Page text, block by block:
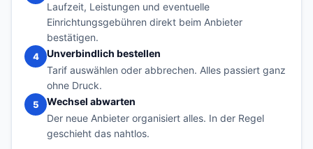
Laufzeit, Leistungen und eventuelle
Einrichtungsgebühren direkt beim Anbieter
bestätigen.
4
Unverbindlich bestellen
Tarif auswählen oder abbrechen. Alles passiert ganz
ohne Druck.
5
Wechsel abwarten
Der neue Anbieter organisiert alles. In der Regel
geschieht das nahtlos.